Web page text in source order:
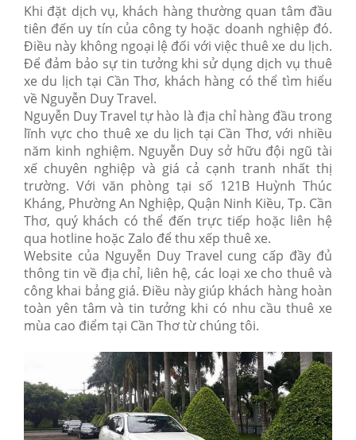
Khi đặt dịch vụ, khách hàng thường quan tâm đầu
tiên đến uy tín của công ty hoặc doanh nghiệp đó.
Điều này không ngoại lệ đối với việc thuê xe du lịch.
Để đảm bảo sự tin tưởng khi sử dụng dịch vụ thuê
xe du lịch tại Cần Thơ, khách hàng có thể tìm hiểu
về Nguyễn Duy Travel.
Nguyễn Duy Travel tự hào là địa chỉ hàng đầu trong
lĩnh vực cho thuê xe du lịch tại Cần Thơ, với nhiều
năm kinh nghiệm. Nguyễn Duy sở hữu đội ngũ tài
xế chuyên nghiệp và giá cả cạnh tranh nhất thị
trường. Với văn phòng tại số 121B Huỳnh Thúc
Kháng, Phường An Nghiệp, Quận Ninh Kiều, Tp. Cần
Thơ, quý khách có thể đến trực tiếp hoặc liên hệ
qua hotline hoặc Zalo để thu xếp thuê xe.
Website của Nguyễn Duy Travel cung cấp đầy đủ
thông tin về địa chỉ, liên hệ, các loại xe cho thuê và
công khai bảng giá. Điều này giúp khách hàng hoàn
toàn yên tâm và tin tưởng khi có nhu cầu thuê xe
mùa cao điểm tại Cần Thơ từ chúng tôi.